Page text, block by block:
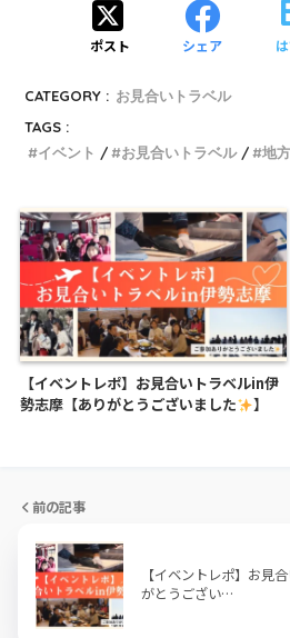
ポスト シェア
CATEGORY : お見合いトラベル
TAGS :
イベント
お見合いトラベル 地
【イベントレポ】お見合いトラベルin伊
勢志摩【ありがとうございました
】
前の記事
【イベントレポ】お見
がとうござい…